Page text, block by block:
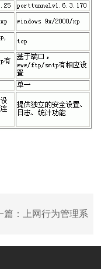
篇：上网行为管理系